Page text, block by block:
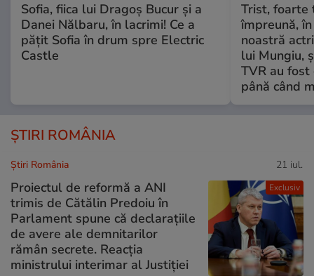
Sofia, fiica lui Dragoș Bucur și a
Danei Nălbaru, în lacrimi! Ce a
pățit Sofia în drum spre Electric
Castle
Trist, foarte
împreună,
noastră
lui Mungiu,
TVR au
până când
ȘTIRI ROMÂNIA
Exclusiv
Știri România 21 iul.
Proiectul de reformă a ANI
trimis de Cătălin Predoiu în
Parlament spune că declarațiile
de avere ale demnitarilor
rămân secrete. Reacția
ministrului interimar al Justiției